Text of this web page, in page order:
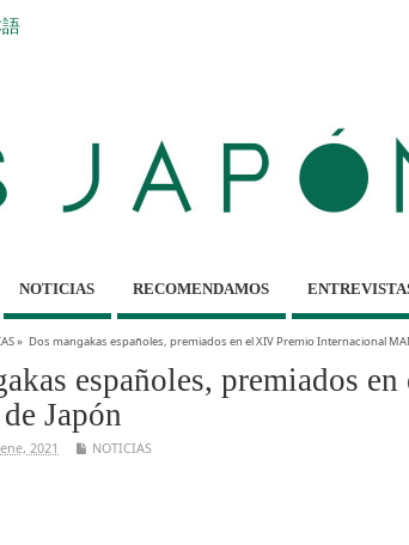
NOTICIAS RECOMENDAMOS
» Dos mangakas españoles, premiados en el XIV Premio Internacional
españoles, premiados
Japón
2021 NOTICIAS